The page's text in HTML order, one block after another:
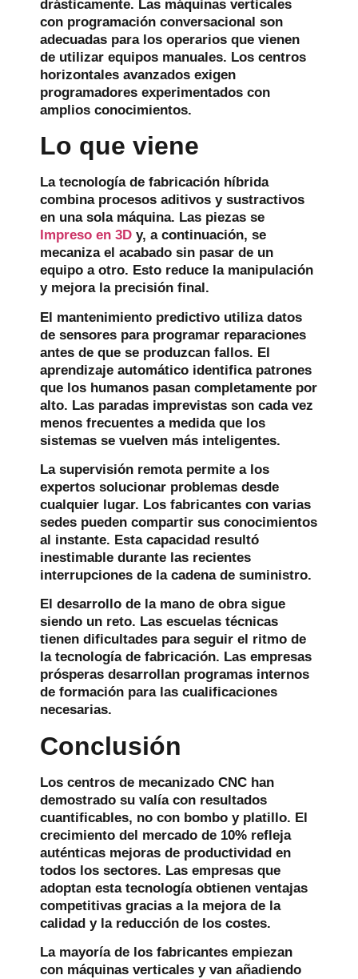
drásticamente. Las máquinas verticales
con programación conversacional son
adecuadas para los operarios que vienen
de utilizar equipos manuales. Los centros
horizontales avanzados exigen
programadores experimentados con
amplios conocimientos.
Lo que viene
La tecnología de fabricación híbrida
combina procesos aditivos y sustractivos
en una sola máquina. Las piezas se
Impreso en 3D y, a continuación, se
mecaniza el acabado sin pasar de un
equipo a otro. Esto reduce la manipulación
y mejora la precisión final.
El mantenimiento predictivo utiliza datos
de sensores para programar reparaciones
antes de que se produzcan fallos. El
aprendizaje automático identifica patrones
que los humanos pasan completamente por
alto. Las paradas imprevistas son cada vez
menos frecuentes a medida que los
sistemas se vuelven más inteligentes.
La supervisión remota permite a los
expertos solucionar problemas desde
cualquier lugar. Los fabricantes con varias
sedes pueden compartir sus conocimientos
al instante. Esta capacidad resultó
inestimable durante las recientes
interrupciones de la cadena de suministro.
El desarrollo de la mano de obra sigue
siendo un reto. Las escuelas técnicas
tienen dificultades para seguir el ritmo de
la tecnología de fabricación. Las empresas
prósperas desarrollan programas internos
de formación para las cualificaciones
necesarias.
Conclusión
Los centros de mecanizado CNC han
demostrado su valía con resultados
cuantificables, no con bombo y platillo. El
crecimiento del mercado de 10% refleja
auténticas mejoras de productividad en
todos los sectores. Las empresas que
adoptan esta tecnología obtienen ventajas
competitivas gracias a la mejora de la
calidad y la reducción de los costes.
La mayoría de los fabricantes empiezan
con máquinas verticales y van añadiendo